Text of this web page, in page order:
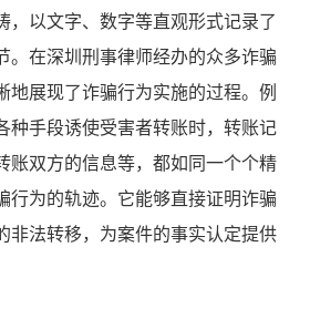
，以文字、数字等直观形式记录了
。在深圳刑事律师经办的众多诈骗
地展现了诈骗行为实施的过程。例
种手段诱使受害者转账时，转账记
账双方的信息等，都如同一个个精
行为的轨迹。它能够直接证明诈骗
非法转移，为案件的事实认定提供